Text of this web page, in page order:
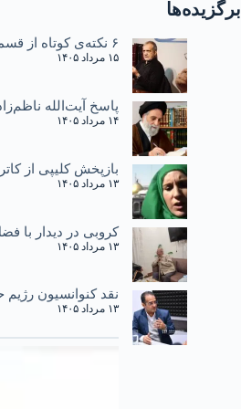
برگزیده‌ها
۶ نکته‌ی کوتاه از قسمت ۱ گفت‌وگوی پزشکیان با مردم
۱۵ مرداد ۱۴۰۵
پاسخ آیت‌الله
۱۴ مرداد ۱۴۰۵
بازپخش کلیپی از
۱۳ مرداد ۱۴۰۵
کروبی در دیدار با
۱۳ مرداد ۱۴۰۵
نقد کنوانسیون
۱۳ مرداد ۱۴۰۵